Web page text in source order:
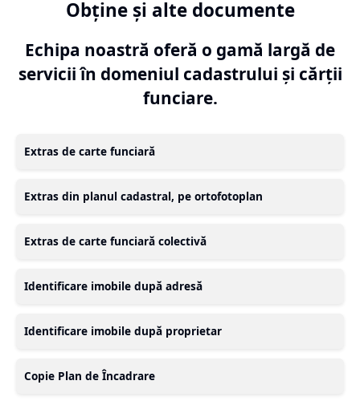
Obține și alte documente
Echipa noastră oferă o gamă largă de
servicii în domeniul cadastrului și cărții
funciare.
Extras de carte funciară
Extras din planul cadastral, pe ortofotoplan
Extras de carte funciară colectivă
Identificare imobile după adresă
Identificare imobile după proprietar
Copie Plan de Încadrare